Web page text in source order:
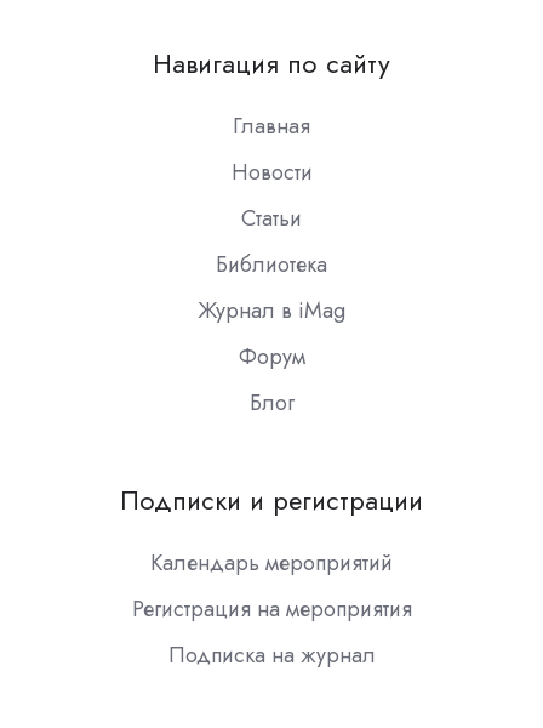
Slack
Навигация по сайту
Главная
Новости
Статьи
Библиотека
Журнал в iMag
Форум
Блог
Подписки и регистрации
Календарь мероприятий
Регистрация на мероприятия
Подписка на журнал